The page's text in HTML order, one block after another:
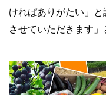
ければありがたい」
させていただきます」